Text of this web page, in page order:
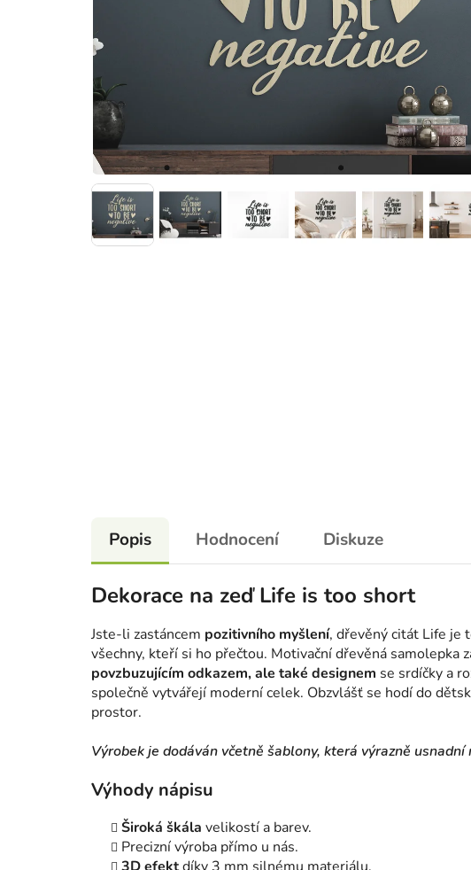
Popis Hodnocení Diskuze
Dekorace na zeď Life is too short
Jste-li zastáncem pozitivního myšlení, dřevěný citát Life je
všechny, kteří si ho přečtou. Motivační dřevěná samolepka
povzbuzujícím odkazem, ale také designem se srdíčky a
společně vytvářejí moderní celek. Obzvlášť se hodí do
prostor.
Výrobek je dodáván včetně šablony, která výrazně
Výhody nápisu
Široká škála velikostí a barev.
Precizní výroba přímo u nás.